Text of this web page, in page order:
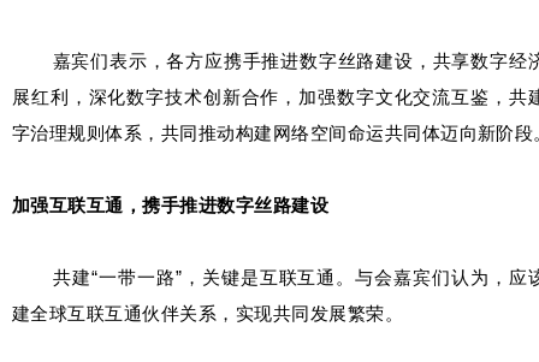
嘉宾们表示，各方应携手推进数字丝路建设，共享数字经
展红利，深化数字技术创新合作，加强数字文化交流互鉴，共
字治理规则体系，共同推动构建网络空间命运共同体迈向新阶段
加强互联互通，携手推进数字丝路建设
共建“一带一路”，关键是互联互通。与会嘉宾们认为，应
建全球互联互通伙伴关系，实现共同发展繁荣。